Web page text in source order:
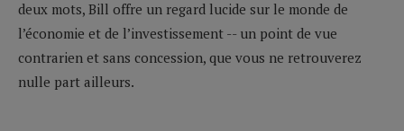
deux mots, Bill offre un regard lucide sur le monde de
l’économie et de l’investissement -- un point de vue
contrarien et sans concession, que vous ne retrouverez
nulle part ailleurs.